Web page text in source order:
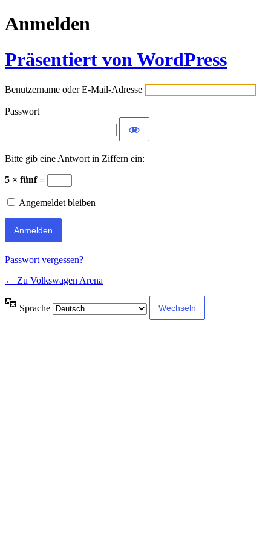
Anmelden
Präsentiert von WordPress
Benutzername oder E-Mail-Adresse
Passwort
Bitte gib eine Antwort in Ziffern ein:
5 × fünf =
Angemeldet bleiben
Passwort vergessen?
← Zu Volkswagen Arena
Sprache